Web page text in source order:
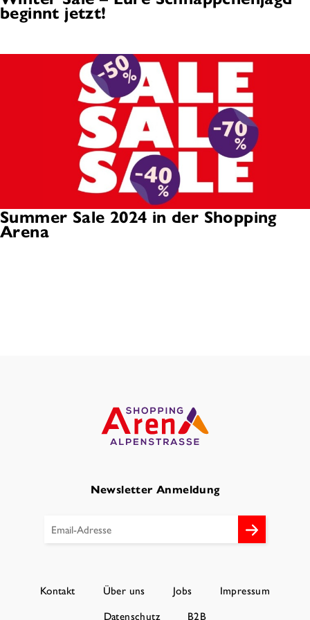
beginnt jetzt!
Summer Sale 2024 in der Shopping
Arena
Newsletter Anmeldung
Kontakt Über uns Jobs
Impressum
Datenschutz
B2B